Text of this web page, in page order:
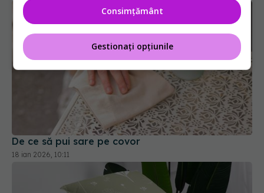
De ce să pui sare pe covor
18 ian 2026, 10:11
Consimțământ
Gestionați opțiunile